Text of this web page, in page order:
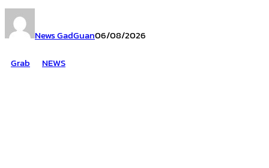
News GadGuan06/08/2026
Grab
NEWS